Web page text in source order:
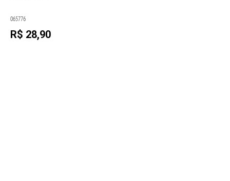
065776
R$ 28,90